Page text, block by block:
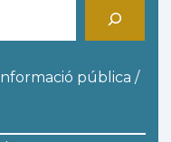
pública /